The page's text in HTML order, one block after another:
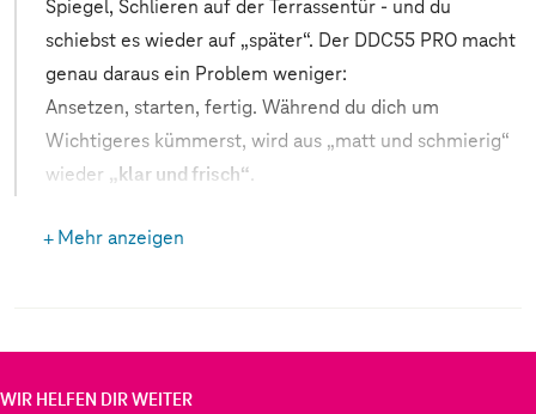
Spiegel, Schlieren auf der Terrassentür - und du
schiebst es wieder auf „später“. Der DDC55 PRO macht
genau daraus ein Problem weniger:
Ansetzen, starten, fertig. Während du dich um
Wichtigeres kümmerst, wird aus „matt und schmierig“
wieder „klar und frisch“.
Du musst nicht mehr mit Lappen nacharbeiten oder
perfekt,wenn es schnell gehen soll
Mehr anzeigen
WIR HELFEN DIR WEITER